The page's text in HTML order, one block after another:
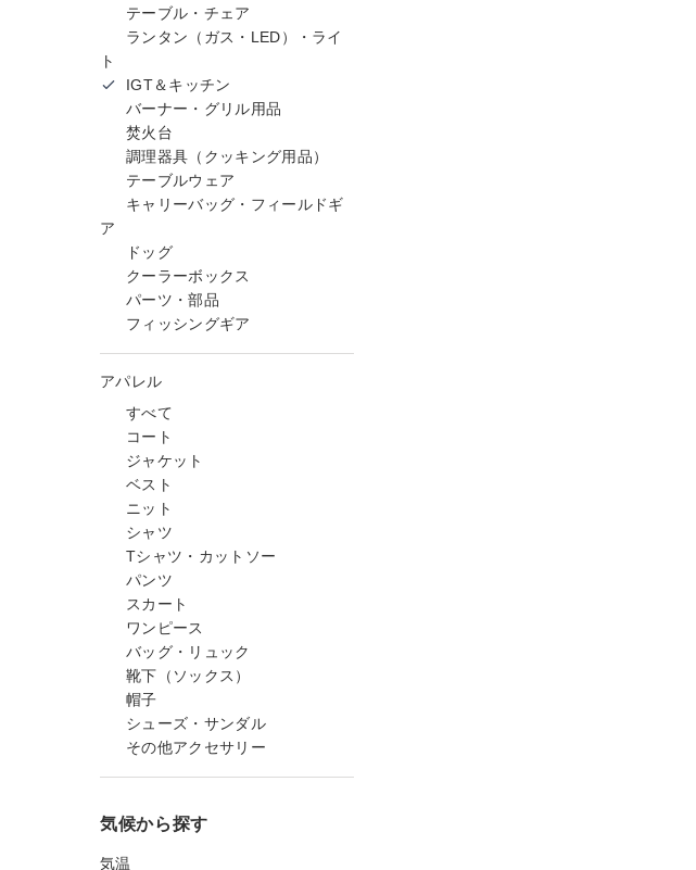
テーブル・チェア
ランタン（ガス・LED）・ライ
ト
IGT＆キッチン
バーナー・グリル用品
焚火台
調理器具（クッキング用品）
テーブルウェア
キャリーバッグ・フィールドギ
ア
ドッグ
クーラーボックス
パーツ・部品
フィッシングギア
アパレル
すべて
コート
ジャケット
ベスト
ニット
シャツ
Tシャツ・カットソー
パンツ
スカート
ワンピース
バッグ・リュック
靴下（ソックス）
帽子
シューズ・サンダル
その他アクセサリー
気候から探す
気温